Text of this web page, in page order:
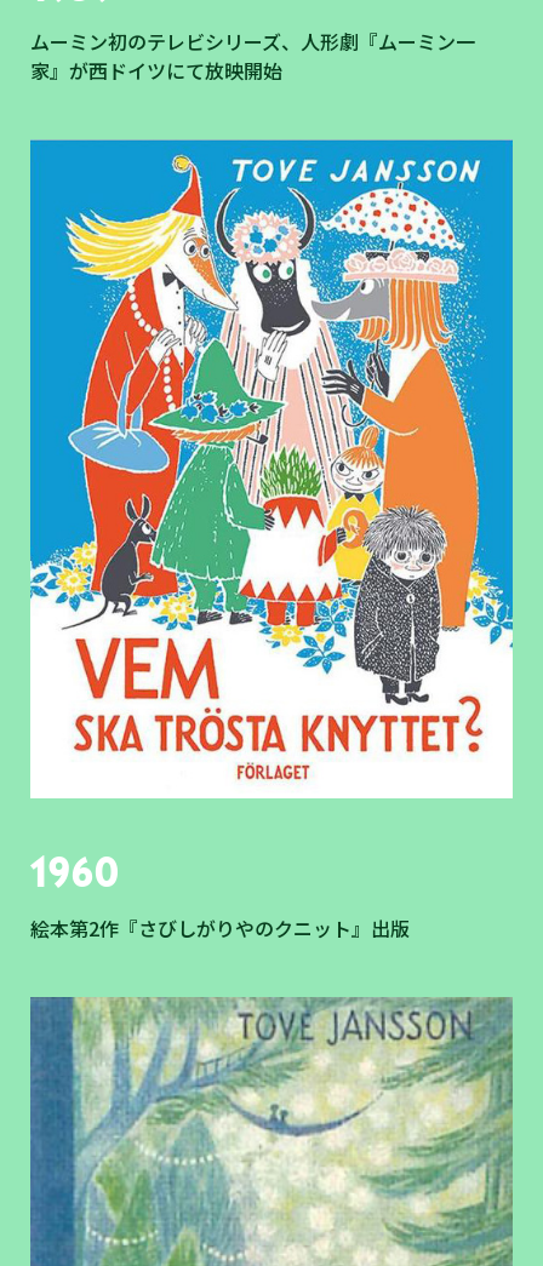
ムーミン初のテレビシリーズ、人形劇『ムーミン一
家』が西ドイツにて放映開始
1960
絵本第2作『さびしがりやのクニット』出版